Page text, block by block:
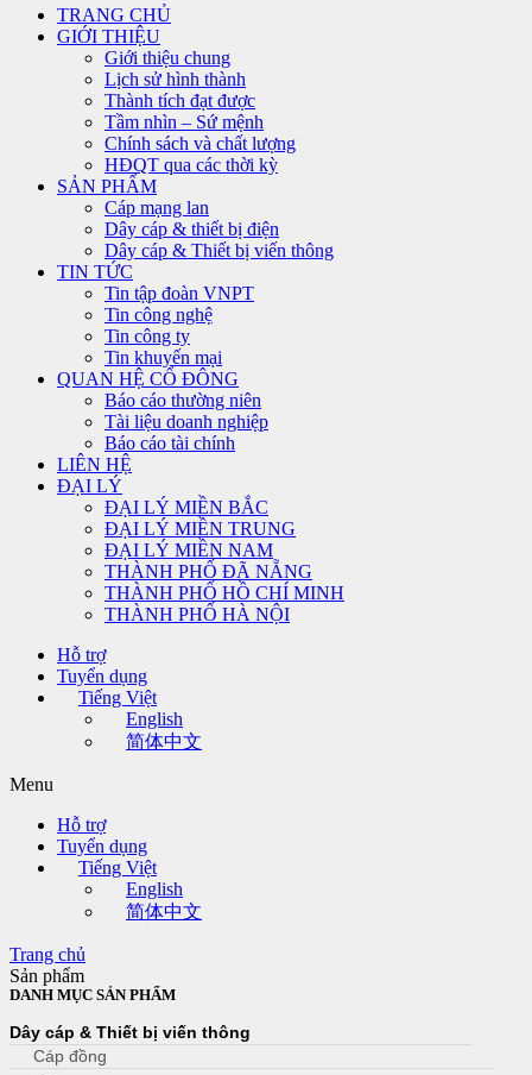
TRANG CHỦ
GIỚI THIỆU
Giới thiệu chung
Lịch sử hình thành
Thành tích đạt được
Tầm nhìn – Sứ mệnh
Chính sách và chất lượng
HĐQT qua các thời kỳ
SẢN PHẨM
Cáp mạng lan
Dây cáp & thiết bị điện
Dây cáp & Thiết bị viến thông
TIN TỨC
Tin tập đoàn VNPT
Tin công nghệ
Tin công ty
Tin khuyến mại
QUAN HỆ CỔ ĐÔNG
Báo cáo thường niên
Tài liệu doanh nghiệp
Báo cáo tài chính
LIÊN HỆ
ĐẠI LÝ
ĐẠI LÝ MIỀN BẮC
ĐẠI LÝ MIỀN TRUNG
ĐẠI LÝ MIỀN NAM
THÀNH PHỐ ĐÃ NẴNG
THÀNH PHỐ HỒ CHÍ MINH
THÀNH PHỐ HÀ NỘI
Hỗ trợ
Tuyển dụng
Tiếng Việt
English
简体中文
Menu
Hỗ trợ
Tuyển dụng
Tiếng Việt
English
简体中文
Trang chủ
Sản phẩm
DANH MỤC SẢN PHẨM
Dây cáp & Thiết bị viến thông
Cáp đồng